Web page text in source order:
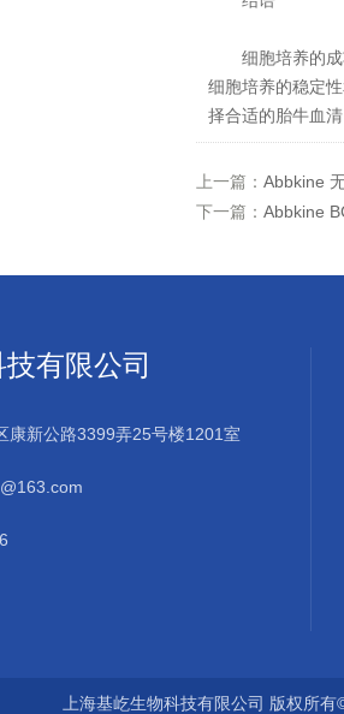
细胞培养的成
细胞培养的稳定
择合适的胎牛血
上一篇： Abbkine
下一篇： Abbkine
技有限公司
康新公路3399弄25号楼1201室
上海基屹生物科技有限公司 版权所